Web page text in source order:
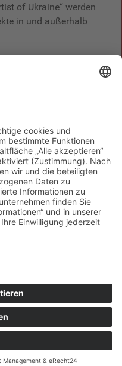
of Ukraine“ werden
in und außerhalb
Artist of Ukraine“.
regelmäßig in
über 1500
und
Musiker nach Polen,
Kolumbien,
Slowakei und in die
Concerts
Cookie-Einstellungen